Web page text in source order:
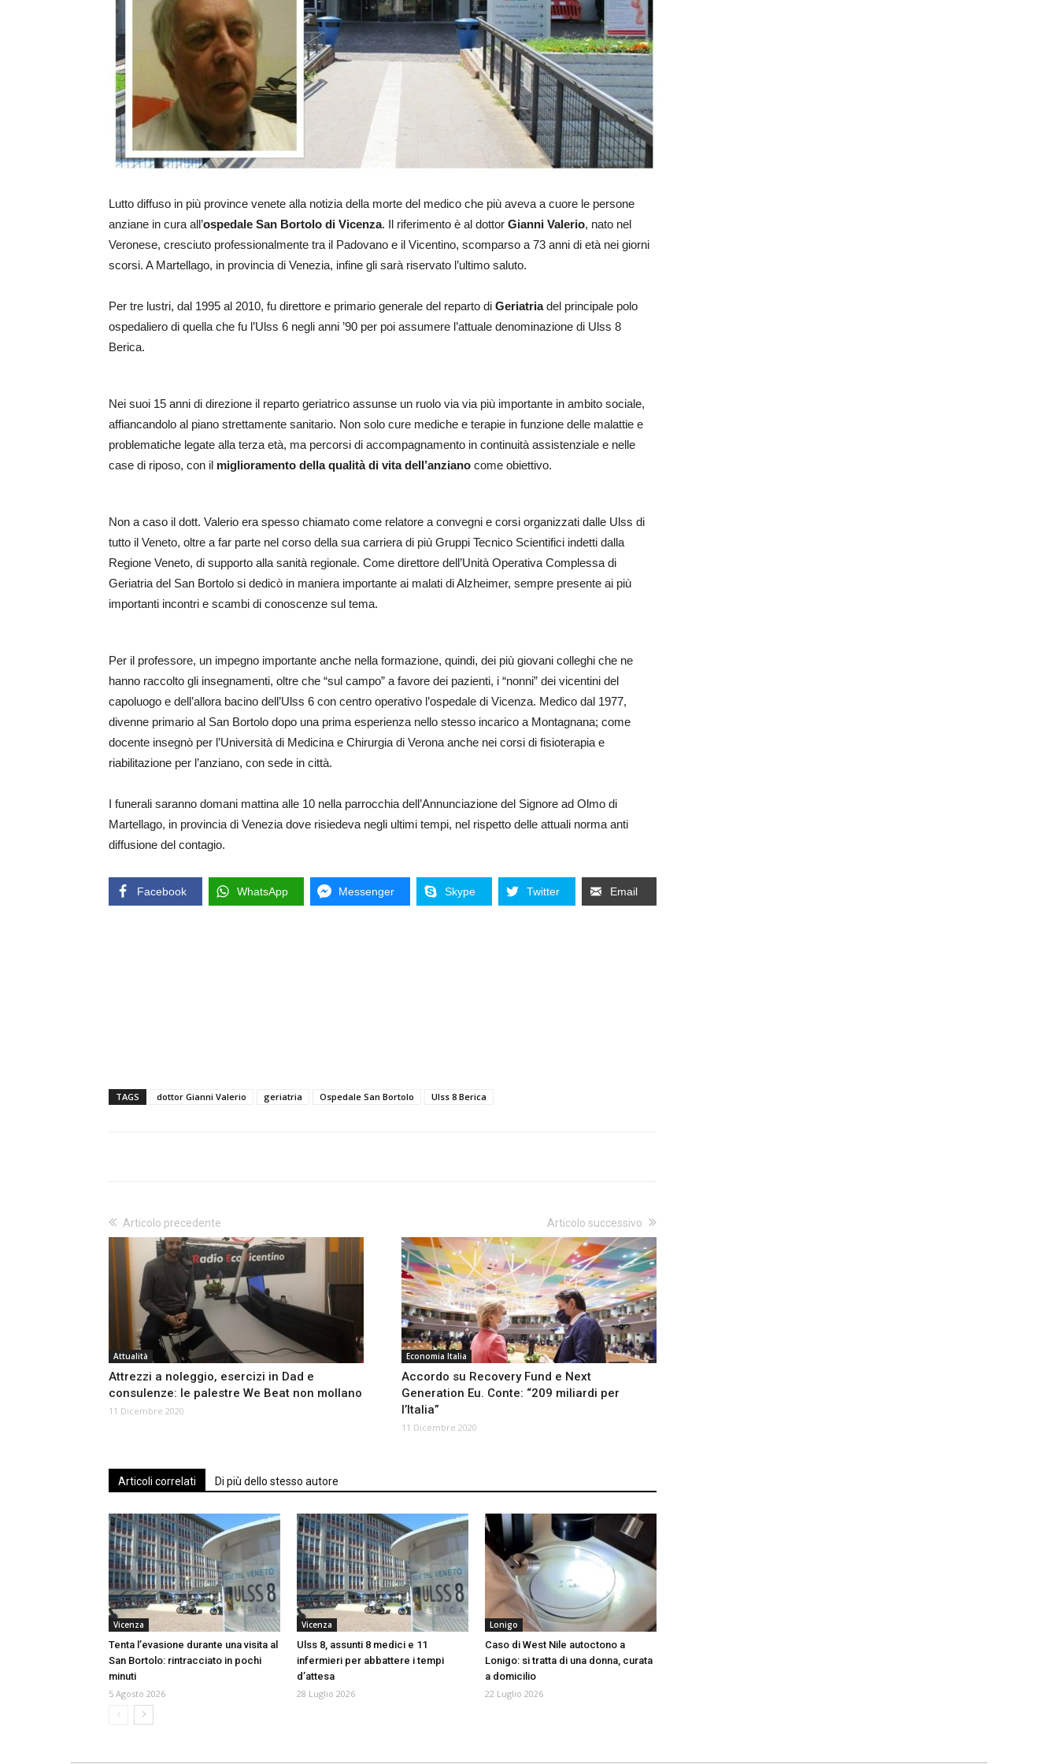
Lutto diffuso in più province venete alla notizia della morte del medico che più aveva a cuore le persone
anziane in cura all’ospedale San Bortolo di Vicenza. Il riferimento è al dottor Gianni Valerio, nato nel
Veronese, cresciuto professionalmente tra il Padovano e il Vicentino, scomparso a 73 anni di età nei giorni
scorsi. A Martellago, in provincia di Venezia, infine gli sarà riservato l’ultimo saluto.
Per tre lustri, dal 1995 al 2010, fu direttore e primario generale del reparto di Geriatriadel principale polo
ospedaliero di quella che fu l’Ulss 6 negli anni ’90 per poi assumere l’attuale denominazione di Ulss 8
Berica.
Nei suoi 15 anni di direzione il reparto geriatrico assunse un ruolo via via più importante in ambito sociale,
affiancandolo al piano strettamente sanitario. Non solo cure mediche e terapie in funzione delle malattie e
problematiche legate alla terza età, ma percorsi di accompagnamento in continuità assistenziale e nelle
case di riposo, con il miglioramento della qualità di vita dell’anziano come obiettivo.
Non a caso il dott. Valerio era spesso chiamato come relatore a convegni e corsi organizzati dalle Ulss di
tutto il Veneto, oltre a far parte nel corso della sua carriera di più Gruppi Tecnico Scientifici indetti dalla
Regione Veneto, di supporto alla sanità regionale. Come direttore dell’Unità Operativa Complessa di
Geriatria del San Bortolo si dedicò in maniera importante ai malati di Alzheimer, sempre presente ai più
importanti incontri e scambi di conoscenze sul tema.
Per il professore, un impegno importante anche nella formazione, quindi, dei più giovani colleghi che ne
hanno raccolto gli insegnamenti, oltre che “sul campo” a favore dei pazienti, i “nonni” dei vicentini del
capoluogo e dell’allora bacino dell’Ulss 6 con centro operativo l’ospedale di Vicenza. Medico dal 1977,
divenne primario al San Bortolo dopo una prima esperienza nello stesso incarico a Montagnana; come
docente insegnò per l’Università di Medicina e Chirurgia di Verona anche nei corsi di fisioterapia e
riabilitazione per l’anziano, con sede in città.
I funerali saranno domani mattina alle 10 nella parrocchia dell’Annunciazione del Signore ad Olmo di
Martellago, in provincia di Venezia dove risiedeva negli ultimi tempi, nel rispetto delle attuali norma anti
diffusione del contagio.
Facebook WhatsApp Messenger Skype Twitter Email
TAGS dottor Gianni Valerio geriatria Ospedale San Bortolo Ulss 8 Berica
Articolo precedente
Attualità
Attrezzi a noleggio, esercizi in Dad e
consulenze: le palestre We Beat non mollano
11 Dicembre 2020
Articolo successivo
Economia Italia
Accordo su Recovery Fund e Next
Generation Eu. Conte: “209 miliardi per
l’Italia”
11 Dicembre 2020
Articoli correlati Di più dello stesso autore
Vicenza
Tenta l’evasione durante una visita al
San Bortolo: rintracciato in pochi
minuti
5 Agosto 2026
Vicenza
Ulss 8, assunti 8 medici e 11
infermieri per abbattere i tempi
d’attesa
28 Luglio 2026
Lonigo
Caso di West Nile autoctono a
Lonigo: si tratta di una donna, curata
a domicilio
22 Luglio 2026